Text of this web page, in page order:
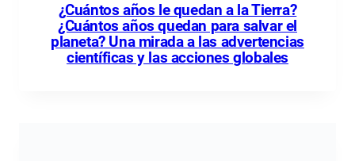
¿Cuántos años le quedan a la Tierra?
¿Cuántos años quedan para salvar el
planeta? Una mirada a las advertencias
científicas y las acciones globales